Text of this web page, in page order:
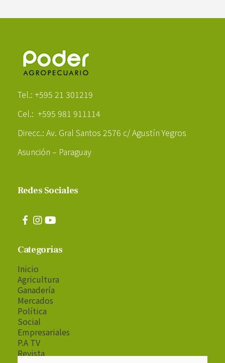
Tel.: +595 21 301219
Cel.: +595 981 911114
Direcc.: Av. Gral Santos 2576 c/ Agustín Yegros
Asunción – Paraguay
Redes Sociales
Categorías
Inicio
Agricultura
Ganadería
Mercados
Política
Social
Empresariales
P.A TV
Revista